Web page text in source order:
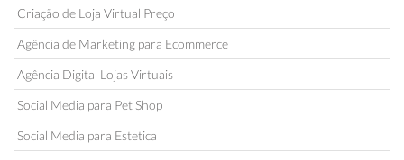
Criação de Loja Virtual Preço
Agência de Marketing para Ecommerce
Agência Digital Lojas Virtuais
Social Media para Pet Shop
Social Media para Estetica